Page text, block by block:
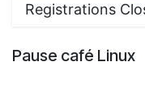
Registrations
Pause café Linux